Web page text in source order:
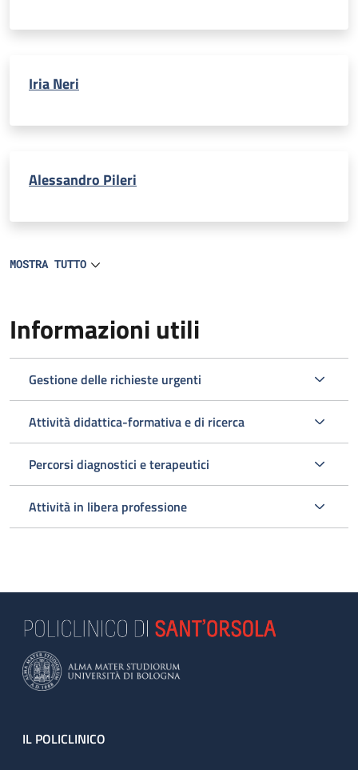
Iria Neri
Alessandro Pileri
MOSTRA TUTTO
Informazioni utili
Gestione delle richieste urgenti
Attività didattica-formativa e di ricerca
Percorsi diagnostici e terapeutici
Attività in libera professione
Footer
IL POLICLINICO